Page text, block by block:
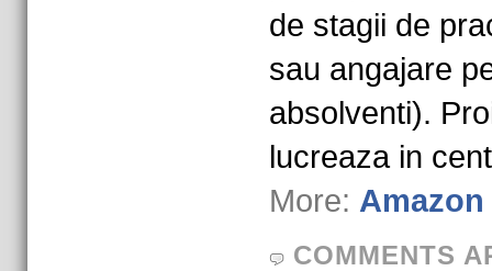
de stagii de
sau angajare
absolventi).
lucreaza in
More:
COMMENTS